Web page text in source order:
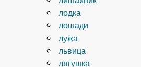
лодка
лошади
лужа
львица
лягушка